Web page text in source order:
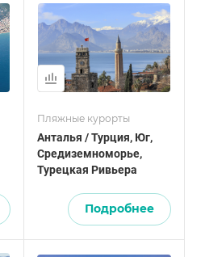
Пляжные курорты
Анталья / Турция, Юг,
Средиземноморье,
Турецкая Ривьера
Подробнее